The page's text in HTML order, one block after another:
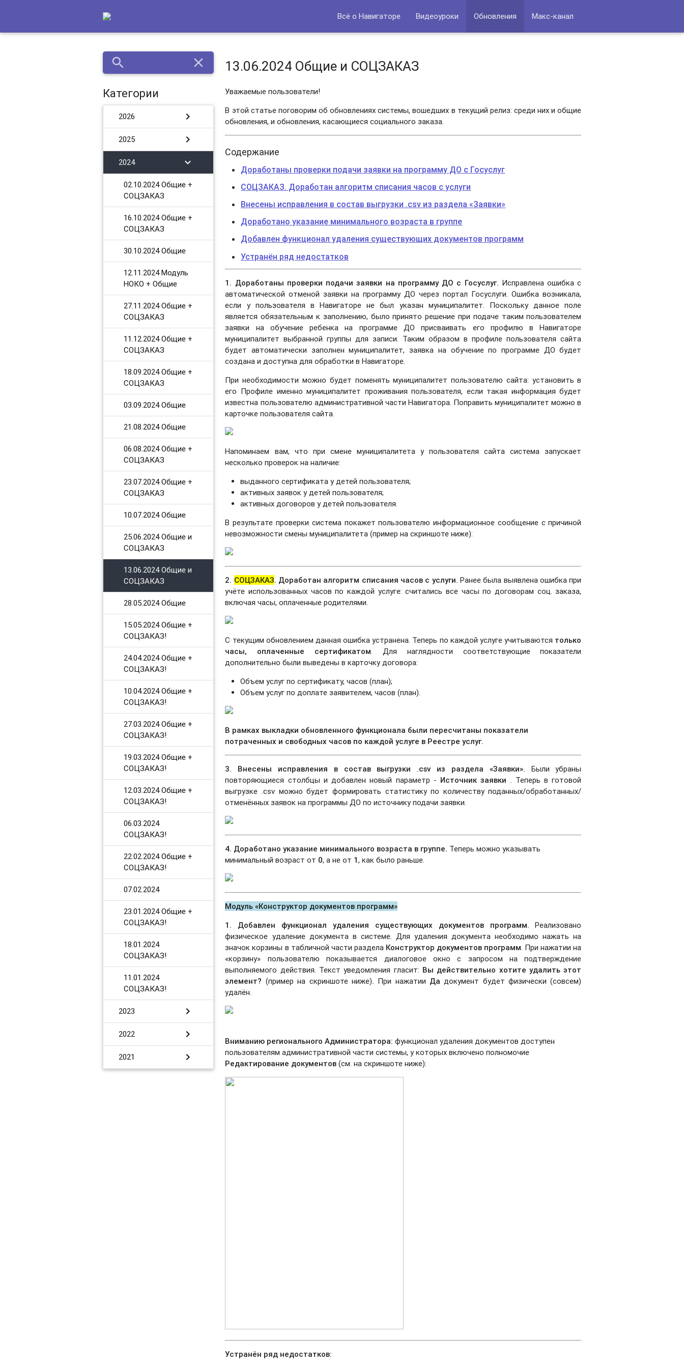
Всё о Навигаторе Видеоуроки Обновления Макс-канал
search close
Категории
2026 chevron_right
2025 chevron_right
2024 chevron_right
02.10.2024 Общие +
СОЦЗАКАЗ
16.10.2024 Общие +
СОЦЗАКАЗ
30.10.2024 Общие
12.11.2024 Модуль
НОКО + Общие
27.11.2024 Общие +
СОЦЗАКАЗ
11.12.2024 Общие +
СОЦЗАКАЗ
18.09.2024 Общие +
СОЦЗАКАЗ
03.09.2024 Общие
21.08.2024 Общие
06.08.2024 Общие +
СОЦЗАКАЗ
23.07.2024 Общие +
СОЦЗАКАЗ
10.07.2024 Общие
25.06.2024 Общие и
СОЦЗАКАЗ
13.06.2024 Общие и
СОЦЗАКАЗ
28.05.2024 Общие
15.05.2024 Общие +
СОЦЗАКАЗ!
24.04.2024 Общие +
СОЦЗАКАЗ!
10.04.2024 Общие +
СОЦЗАКАЗ!
27.03.2024 Общие +
СОЦЗАКАЗ!
19.03.2024 Общие +
СОЦЗАКАЗ!
12.03.2024 Общие +
СОЦЗАКАЗ!
06.03.2024
СОЦЗАКАЗ!
​22.02.2024 Общие +
СОЦЗАКАЗ!
​07.02.2024
​23.01.2024 Общие +
СОЦЗАКАЗ!
​18.01.2024
СОЦЗАКАЗ!
11.01.2024
СОЦЗАКАЗ!
2023 chevron_right
2022 chevron_right
2021 chevron_right
13.06.2024 Общие и СОЦЗАКАЗ
Уважаемые пользователи!
В этой статье поговорим об обновлениях системы, вошедших в текущий релиз: среди них и общие
обновления, и обновления, касающиеся социального заказа.
Содержание
Доработаны проверки подачи заявки на программу ДО с Госуслуг
СОЦЗАКАЗ. Доработан алгоритм списания часов с услуги
Внесены исправления в состав выгрузки .csv из раздела «Заявки»
Доработано указание минимального возраста в группе
Добавлен функционал удаления существующих документов программ
Устранён ряд недостатков
1. Доработаны проверки подачи заявки на программу ДО с Госуслуг. Исправлена ошибка с
автоматической отменой заявки на программу ДО через портал Госуслуги. Ошибка возникала,
если у пользователя в Навигаторе не был указан муниципалитет. Поскольку данное поле
является обязательным к заполнению, было принято решение при подаче таким пользователем
заявки на обучение ребенка на программе ДО присваивать его профилю в Навигаторе
муниципалитет выбранной группы для записи. Таким образом в профиле пользователя сайта
будет автоматически заполнен муниципалитет, заявка на обучение по программе ДО будет
создана и доступна для обработки в Навигаторе.
При необходимости можно будет поменять муниципалитет пользователю сайта: установить в
его Профиле именно муниципалитет проживания пользователя, если такая информация будет
известна пользователю административной части Навигатора. Поправить муниципалитет можно в
карточке пользователя сайта.
Напоминаем вам, что при смене муниципалитета у пользователя сайта система запускает
несколько проверок на наличие:
выданного сертификата у детей пользователя;
активных заявок у детей пользователя;
активных договоров у детей пользователя.
В результате проверки система покажет пользователю информационное сообщение с причиной
невозможности смены муниципалитета (пример на скриншоте ниже):
2. СОЦЗАКАЗ. Доработан алгоритм списания часов с услуги.Ранее была выявлена ошибка при
учёте использованных часов по каждой услуге: считались все часы по договорам соц. заказа,
включая часы, оплаченные родителями.
С текущим обновлением данная ошибка устранена. Теперь по каждой услуге учитываются только
часы, оплаченные сертификатом . Для наглядности соответствующие показатели
дополнительно были выведены в карточку договора:
Объем услуг по сертификату, часов (план);
Объем услуг по доплате заявителем, часов (план).
В рамках выкладки обновленного функционала были пересчитаны показатели
потраченных и свободных часов по каждой услуге в Реестре услуг.
3. Внесены исправления в состав выгрузки .csv из раздела «Заявки». Были убраны
повторяющиеся столбцы и добавлен новый параметр - Источник заявки
. Теперь в готовой
выгрузке .csv можно будет формировать статистику по количеству поданных/обработанных/
отменённых заявок на программы ДО по источнику подачи заявки.
4. Доработано указание минимального возраста в группе. Теперь можно указывать
минимальный возраст от 0, а не от 1, как было раньше.
Модуль «Конструктор документов программ»
1. Добавлен функционал удаления существующих документов программ.Реализовано
физическое удаление документа в системе. Для удаления документа необходимо нажать на
значок корзины в табличной части раздела Конструктор документов программ . При нажатии на
«корзину» пользователю показывается диалоговое окно с запросом на подтверждение
выполняемого действия. Текст уведомления гласит: Вы действительно хотите удалить этот
элемент? (пример на скриншоте ниже). При нажатии Да документ будет физически (совсем)
удалён.
Вниманию регионального Администратора: функционал удаления документов доступен
пользователям административной части системы, у которых включено полномочие
Редактирование документов(см. на скриншоте ниже):
Устранён ряд недостатков: